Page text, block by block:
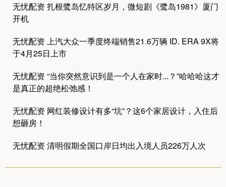
无忧配资 扎根鹭岛忆特区岁月，微短剧《鹭岛1981》厦门
开机
无忧配资 上汽大众一季度终端销售21.6万辆 ID. ERA 9X将
于4月25日上市
无忧配资 “当你突然意识到是一个人在家时...？”哈哈哈这才
是真正的超绝松弛感！
无忧配资 网红装修设计有多“坑”？这6个家居设计，入住后
想砸房！
无忧配资 清明假期全国口岸日均出入境人员226万人次